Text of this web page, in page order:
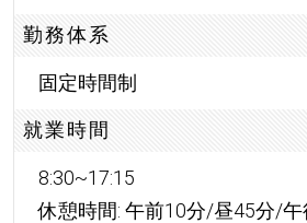
勤務体系
固定時間制
就業時間
8:30~17:15
休憩時間: 午前10分/昼45分/午